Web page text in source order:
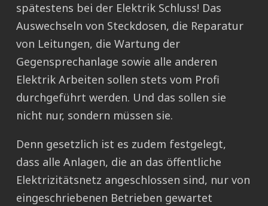
spätestens bei der Elektrik Schluss! Das
Auswechseln von Steckdosen, die Reparatur
von Leitungen, die Wartung der
Gegensprechanlage sowie alle anderen
Elektrik Arbeiten sollen stets vom Profi
durchgeführt werden. Und das sollen sie
nicht nur, sondern müssen sie.
Denn gesetzlich ist es zudem festgelegt,
dass alle Anlagen, die an das öffentliche
Elektrizitätsnetz angeschlossen sind, nur von
eingeschriebenen Betrieben gewartet